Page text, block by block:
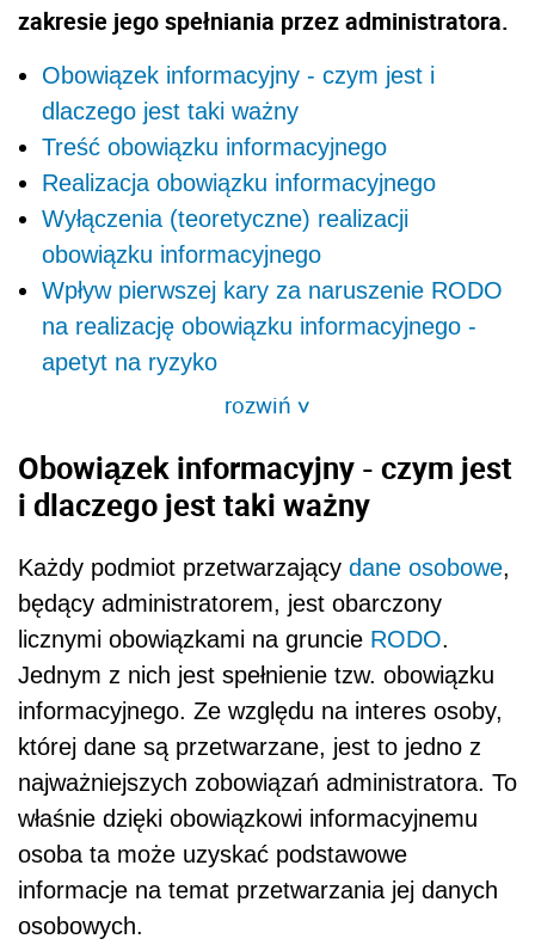
zakresie jego spełniania przez administratora.
Obowiązek informacyjny - czym jest i
dlaczego jest taki ważny
Treść obowiązku informacyjnego
Realizacja obowiązku informacyjnego
Wyłączenia (teoretyczne) realizacji
obowiązku informacyjnego
Wpływ pierwszej kary za naruszenie RODO
na realizację obowiązku informacyjnego -
apetyt na ryzyko
rozwiń>
Obowiązek informacyjny - czym jest
i dlaczego jest taki ważny
Każdy podmiot przetwarzający dane osobowe,
będący administratorem, jest obarczony
licznymi obowiązkami na gruncie RODO.
Jednym z nich jest spełnienie tzw. obowiązku
informacyjnego. Ze względu na interes osoby,
której dane są przetwarzane, jest to jedno z
najważniejszych zobowiązań administratora. To
właśnie dzięki obowiązkowi informacyjnemu
osoba ta może uzyskać podstawowe
informacje na temat przetwarzania jej danych
osobowych.